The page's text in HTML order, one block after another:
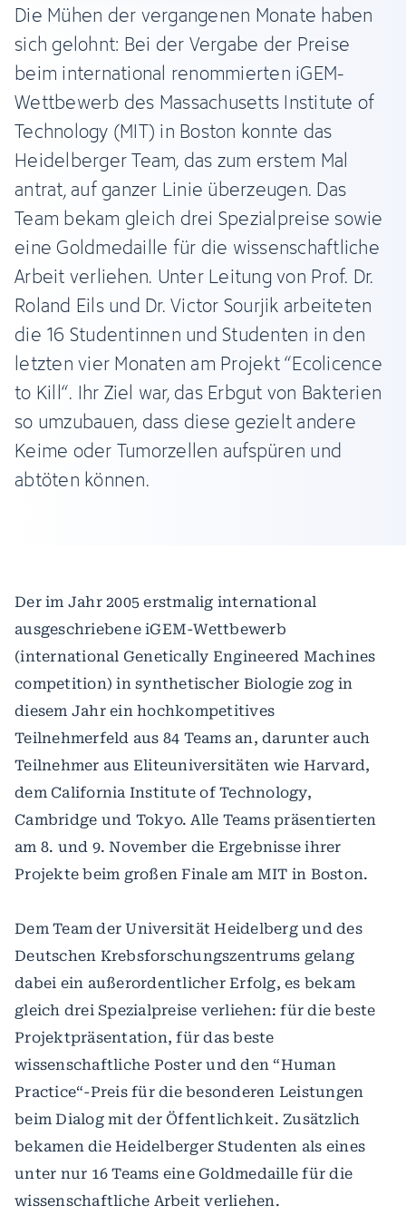
Die Mühen der vergangenen Monate haben
sich gelohnt: Bei der Vergabe der Preise
beim international renommierten iGEM-
Wettbewerb des Massachusetts Institute of
Technology (MIT) in Boston konnte das
Heidelberger Team, das zum erstem Mal
antrat, auf ganzer Linie überzeugen. Das
Team bekam gleich drei Spezialpreise sowie
eine Goldmedaille für die wissenschaftliche
Arbeit verliehen. Unter Leitung von Prof. Dr.
Roland Eils und Dr. Victor Sourjik arbeiteten
die 16 Studentinnen und Studenten in den
letzten vier Monaten am Projekt “Ecolicence
to Kill“. Ihr Ziel war, das Erbgut von Bakterien
so umzubauen, dass diese gezielt andere
Keime oder Tumorzellen aufspüren und
abtöten können.
Der im Jahr 2005 erstmalig international
ausgeschriebene iGEM-Wettbewerb
(international Genetically Engineered Machines
competition) in synthetischer Biologie zog in
diesem Jahr ein hochkompetitives
Teilnehmerfeld aus 84 Teams an, darunter auch
Teilnehmer aus Eliteuniversitäten wie Harvard,
dem California Institute of Technology,
Cambridge und Tokyo. Alle Teams präsentierten
am 8. und 9. November die Ergebnisse ihrer
Projekte beim großen Finale am MIT in Boston.
Dem Team der Universität Heidelberg und des
Deutschen Krebsforschungszentrums gelang
dabei ein außerordentlicher Erfolg, es bekam
gleich drei Spezialpreise verliehen: für die beste
Projektpräsentation, für das beste
wissenschaftliche Poster und den “Human
Practice“-Preis für die besonderen Leistungen
beim Dialog mit der Öffentlichkeit. Zusätzlich
bekamen die Heidelberger Studenten als eines
unter nur 16 Teams eine Goldmedaille für die
wissenschaftliche Arbeit verliehen.